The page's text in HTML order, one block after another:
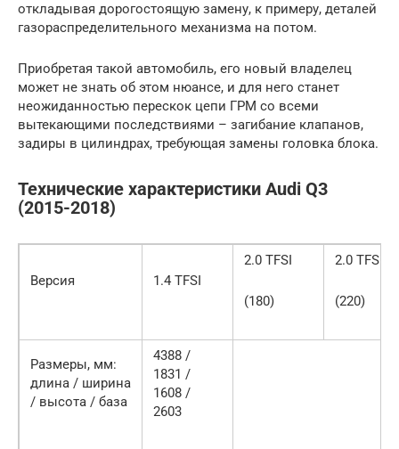
откладывая дорогостоящую замену, к примеру, деталей
газораспределительного механизма на потом.
Приобретая такой автомобиль, его новый владелец
может не знать об этом нюансе, и для него станет
неожиданностью перескок цепи ГРМ со всеми
вытекающими последствиями – загибание клапанов,
задиры в цилиндрах, требующая замены головка блока.
Технические характеристики Audi Q3
(2015-2018)
Версия 1.4 TFSI
2.0 TFSI
(180)
2.0 TFSI
(220)
Размеры, мм:
длина / ширина
/ высота / база
4388 /
1831 /
1608 /
2603